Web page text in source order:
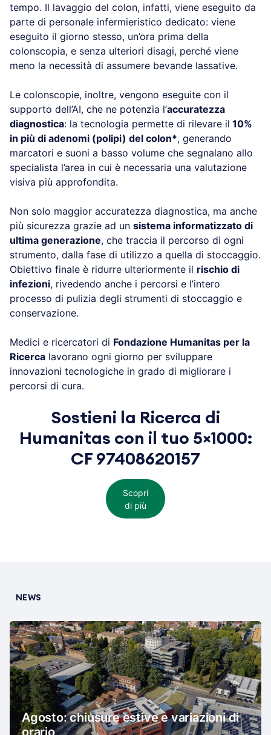
tempo. Il lavaggio del colon, infatti, viene eseguito da
parte di personale infermieristico dedicato: viene
eseguito il giorno stesso, un’ora prima della
colonscopia, e senza ulteriori disagi, perché viene
meno la necessità di assumere bevande lassative.
Le colonscopie, inoltre, vengono eseguite con il
supporto dell’AI, che ne potenzia l’accuratezza
diagnostica: la tecnologia permette di rilevare il 10%
in più di adenomi (polipi) del colon*, generando
marcatori e suoni a basso volume che segnalano allo
specialista l’area in cui è necessaria una valutazione
visiva più approfondita.
Non solo maggior accuratezza diagnostica, ma anche
più sicurezza grazie ad un sistema informatizzato di
ultima generazione, che traccia il percorso di ogni
strumento, dalla fase di utilizzo a quella di stoccaggio.
Obiettivo finale è ridurre ulteriormente il rischio di
infezioni, rivedendo anche i percorsi e l’intero
processo di pulizia degli strumenti di stoccaggio e
conservazione.
Medici e ricercatori di Fondazione Humanitas per la
Ricerca lavorano ogni giorno per sviluppare
innovazioni tecnologiche in grado di migliorare i
percorsi di cura.
Sostieni la Ricerca di
Humanitas con il tuo 5×1000:
CF 97408620157
Scopri
di più
NEWS
Agosto: chiusure estive e variazioni di
orario